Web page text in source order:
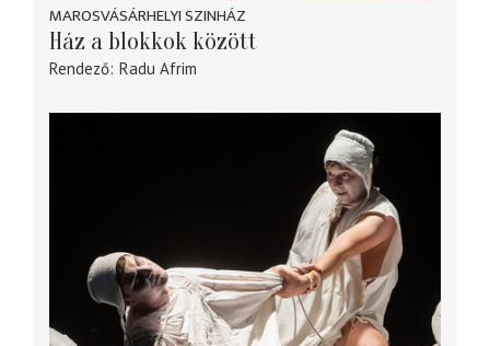
MAROSVÁSÁRHELYI SZINHÁZ
Ház a blokkok között
Rendező Radu Afrim